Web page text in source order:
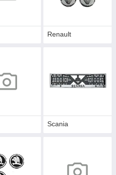
Renault
Scania